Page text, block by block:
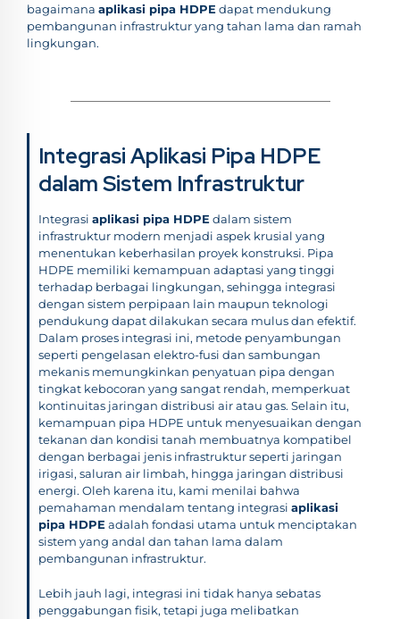
bagaimana aplikasi pipa HDPE dapat mendukung
pembangunan infrastruktur yang tahan lama dan ramah
lingkungan.
Integrasi Aplikasi Pipa HDPE
dalam Sistem Infrastruktur
Integrasi aplikasi pipa HDPE dalam sistem
infrastruktur modern menjadi aspek krusial yang
menentukan keberhasilan proyek konstruksi. Pipa
HDPE memiliki kemampuan adaptasi yang tinggi
terhadap berbagai lingkungan, sehingga integrasi
dengan sistem perpipaan lain maupun teknologi
pendukung dapat dilakukan secara mulus dan efektif.
Dalam proses integrasi ini, metode penyambungan
seperti pengelasan elektro-fusi dan sambungan
mekanis memungkinkan penyatuan pipa dengan
tingkat kebocoran yang sangat rendah, memperkuat
kontinuitas jaringan distribusi air atau gas. Selain itu,
kemampuan pipa HDPE untuk menyesuaikan dengan
tekanan dan kondisi tanah membuatnya kompatibel
dengan berbagai jenis infrastruktur seperti jaringan
irigasi, saluran air limbah, hingga jaringan distribusi
energi. Oleh karena itu, kami menilai bahwa
pemahaman mendalam tentang integrasi aplikasi
pipa HDPE adalah fondasi utama untuk menciptakan
sistem yang andal dan tahan lama dalam
pembangunan infrastruktur.
Lebih jauh lagi, integrasi ini tidak hanya sebatas
penggabungan fisik, tetapi juga melibatkan